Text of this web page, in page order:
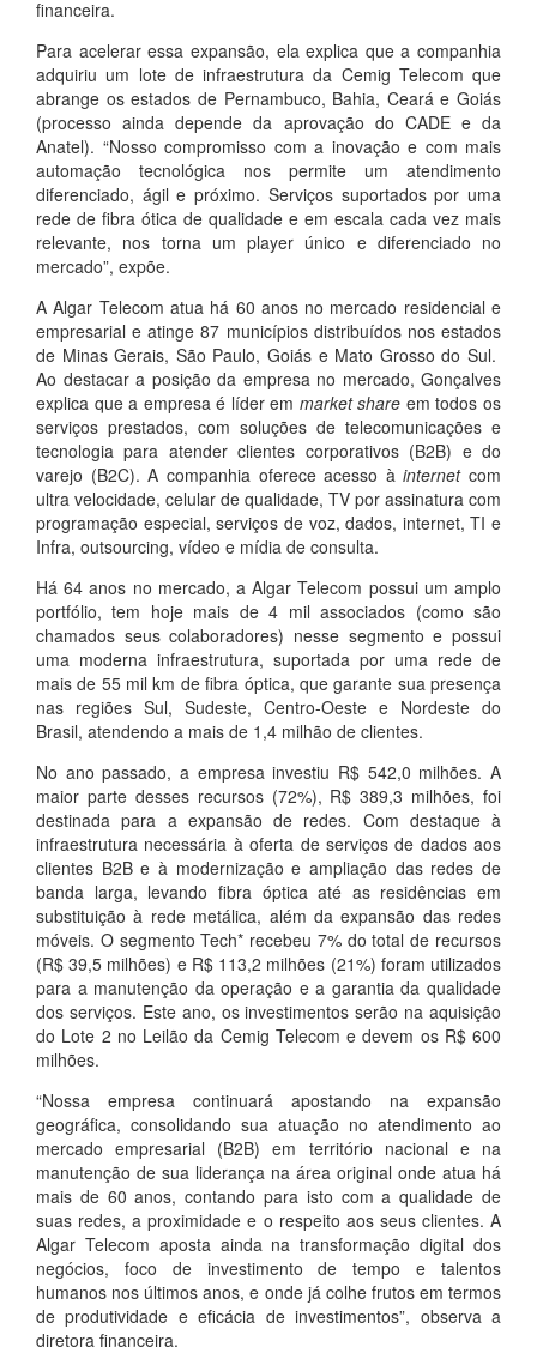
financeira.
Para acelerar essa expansão, ela explica que a companhia
adquiriu um lote de infraestrutura da Cemig Telecom que
abrange os estados de Pernambuco, Bahia, Ceará e Goiás
(processo ainda depende da aprovação do CADE e da
Anatel). “Nosso compromisso com a inovação e com mais
automação tecnológica nos permite um atendimento
diferenciado, ágil e próximo. Serviços suportados por uma
rede de fibra ótica de qualidade e em escala cada vez mais
relevante, nos torna um player único e diferenciado no
mercado”, expõe.
A Algar Telecom atua há 60 anos no mercado residencial e
empresarial e atinge 87 municípios distribuídos nos estados
de Minas Gerais, São Paulo, Goiás e Mato Grosso do Sul.
Ao destacar a posição da empresa no mercado, Gonçalves
explica que a empresa é líder em market share em todos os
serviços prestados, com soluções de telecomunicações e
tecnologia para atender clientes corporativos (B2B) e do
varejo (B2C). A companhia oferece acesso àinternetcom
ultra velocidade, celular de qualidade, TV por assinatura com
programação especial, serviços de voz, dados, internet, TI e
Infra, outsourcing, vídeo e mídia de consulta.
Há 64 anos no mercado, a Algar Telecom possui um amplo
portfólio, tem hoje mais de 4 mil associados (como são
chamados seus colaboradores) nesse segmento e possui
uma moderna infraestrutura, suportada por uma rede de
mais de 55 mil km de fibra óptica, que garante sua presença
nas regiões Sul, Sudeste, Centro-Oeste e Nordeste do
Brasil, atendendo a mais de 1,4 milhão de clientes.
No ano passado, a empresa investiu R$ 542,0 milhões. A
maior parte desses recursos (72%), R$ 389,3 milhões, foi
destinada para a expansão de redes. Com destaque à
infraestrutura necessária à oferta de serviços de dados aos
clientes B2B e à modernização e ampliação das redes de
banda larga, levando fibra óptica até as residências em
substituição à rede metálica, além da expansão das redes
móveis. O segmento Tech* recebeu 7% do total de recursos
(R$ 39,5 milhões) e R$ 113,2 milhões (21%) foram utilizados
para a manutenção da operação e a garantia da qualidade
dos serviços. Este ano, os investimentos serão na aquisição
do Lote 2 no Leilão da Cemig Telecom e devem os R$ 600
milhões.
“Nossa empresa continuará apostando na expansão
geográfica, consolidando sua atuação no atendimento ao
mercado empresarial (B2B) em território nacional e na
manutenção de sua liderança na área original onde atua há
mais de 60 anos, contando para isto com a qualidade de
suas redes, a proximidade e o respeito aos seus clientes. A
Algar Telecom aposta ainda na transformação digital dos
negócios, foco de investimento de tempo e talentos
humanos nos últimos anos, e onde já colhe frutos em termos
de produtividade e eficácia de investimentos”, observa a
diretora financeira.